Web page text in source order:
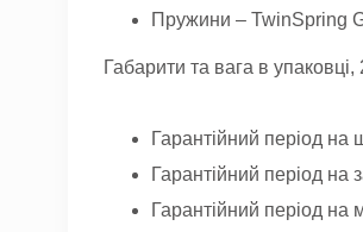
Пружини – TwinSpring
Габарити та вага в
Гарантійний період на
Гарантійний період на
Гарантійний період на